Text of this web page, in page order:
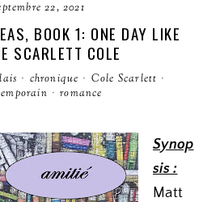
22, 2021
BOOK 1: ONE DAY LIKE
SCARLETT COLE
· chronique · Cole Scarlett ·
· romance
Synop
sis :
Matt